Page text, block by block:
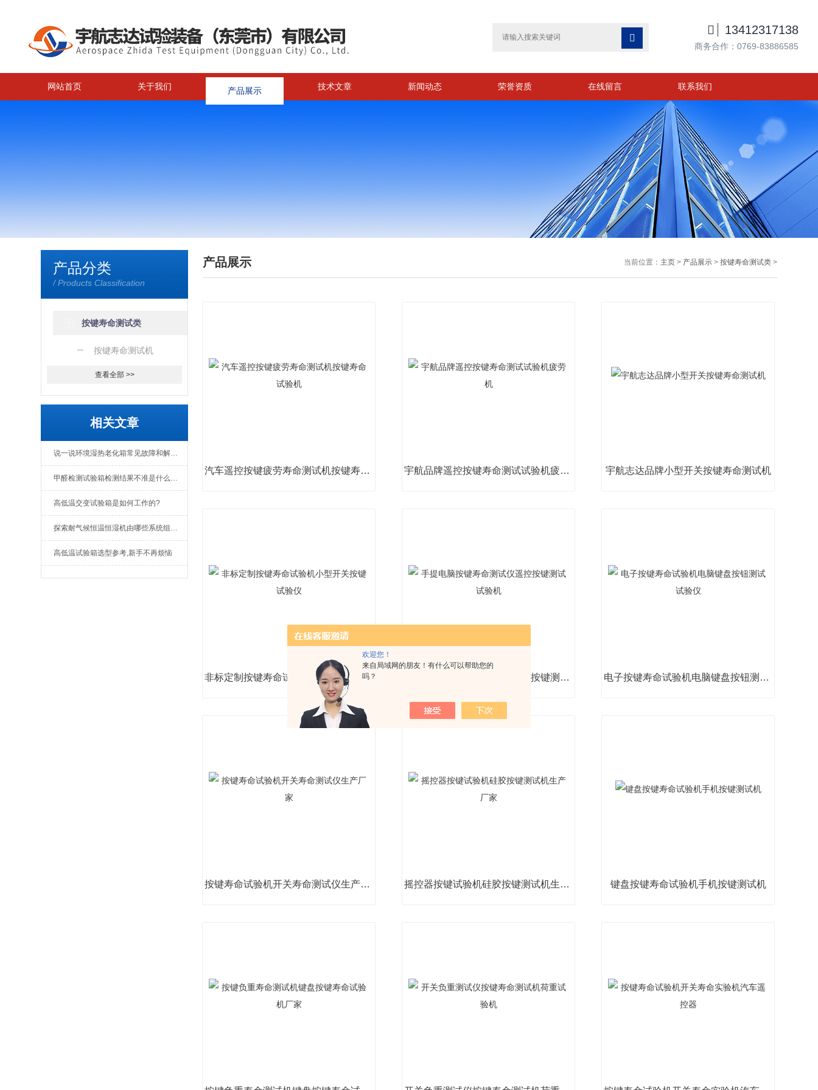
欢迎您！
来自局域网的朋友！有什么可以帮助您的
吗？

 13412317138
商务合作：0769-83886585
网站首页 关于我们 产品展示 技术文章 新闻动态 荣誉资质 在线留言 联系我们
产品分类
/ Products Classification
按键寿命测试类
按键寿命测试机
查看全部 >>
相关文章
说一说环境湿热老化箱常见故障和解决方法
甲醛检测试验箱检测结果不准是什么原因
高低温交变试验箱是如何工作的?
探索耐气候恒温恒湿机由哪些系统组成？
高低温试验箱选型参考,新手不再烦恼
产品展示 当前位置： 主页> 产品展示> 按键寿命测试类>
汽车遥控按键疲劳寿命测试机按键寿命试验机 宇航品牌遥控按键寿命测试试验机疲劳机 宇航志达品牌小型开关按键寿命测试机
非标定制按键寿命试验机小型开关按键试验仪 手提电脑按键寿命测试仪遥控按键测试试验机 电子按键寿命试验机电脑键盘按钮测试试验仪
按键寿命试验机开关寿命测试仪生产厂家 摇控器按键试验机硅胶按键测试机生产厂家 键盘按键寿命试验机手机按键测试机